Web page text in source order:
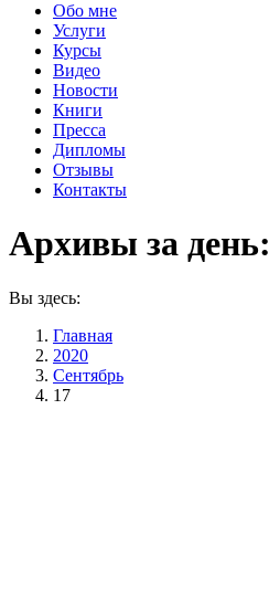
Обо мне
Услуги
Курсы
Видео
Новости
Книги
Пресса
Дипломы
Отзывы
Контакты
Архивы за день:
Вы здесь:
Главная
2020
Сентябрь
17